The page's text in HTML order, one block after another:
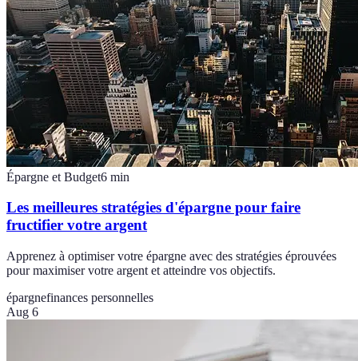
Épargne et Budget6 min
Les meilleures stratégies d'épargne pour faire
fructifier votre argent
Apprenez à optimiser votre épargne avec des stratégies éprouvées
pour maximiser votre argent et atteindre vos objectifs.
épargnefinances personnelles
Aug 6